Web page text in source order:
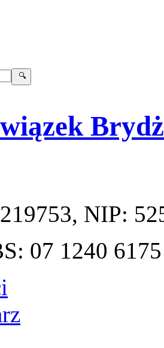
, NIP:
07 1240